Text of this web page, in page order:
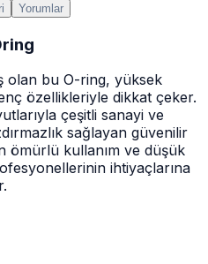
Yorumlar
olan bu O-ring, yüksek
özellikleriyle dikkat çeker.
çeşitli sanayi ve
sağlayan güvenilir
ömürlü kullanım ve düşük
ihtiyaçlarına